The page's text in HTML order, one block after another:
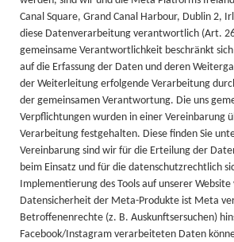
Canal Square, Grand Canal Harbour, Dublin 2,
diese Datenverarbeitung verantwortlich (Art. 26
gemeinsame Verantwortlichkeit beschränkt
auf die Erfassung der Daten und deren
der Weiterleitung erfolgende Verarbeitung
der gemeinsamen Verantwortung. Die uns
Verpflichtungen wurden in einer Vereinbarung
Verarbeitung festgehalten. Diese finden Sie
Vereinbarung sind wir für die Erteilung der
beim Einsatz und für die datenschutzrechtlich
Implementierung des Tools auf unserer
Datensicherheit der Meta-Produkte ist Meta
Betroffenenrechte (z. B. Auskunftsersuchen)
Facebook/Instagram verarbeiteten Daten